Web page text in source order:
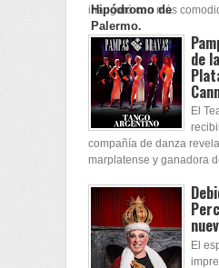
inauguró con más
de
El
compañía de danza
marplatense y ganadora
El